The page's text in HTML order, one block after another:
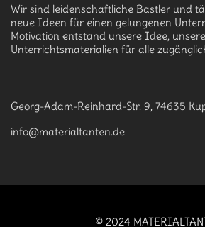
Wir sind leidenschaftliche Bastler und
neue Ideen für einen gelungenen
Motivation entstand unsere Idee, unsere
Unterrichtsmaterialien für alle
Georg-Adam-Reinhard-Str. 9, 74635
info@materialtanten.de
© 2024